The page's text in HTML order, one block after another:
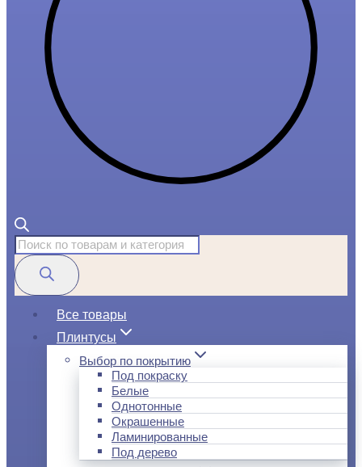
Поиск
товаров
Все товары
Плинтусы
Выбор по покрытию
Под покраску
Белые
Однотонные
Окрашенные
Ламинированные
Под дерево